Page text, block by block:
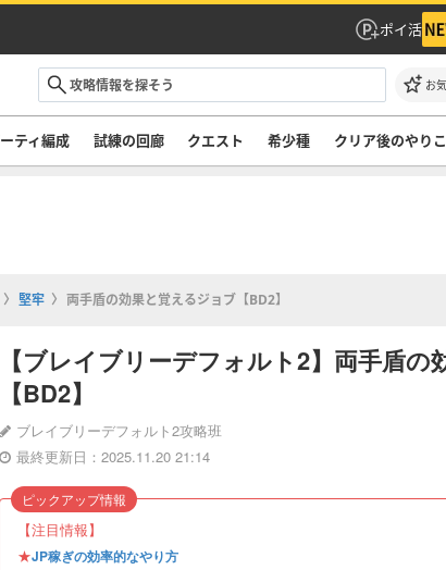
ポイ活
お
ティ編成 試練の回廊 クエスト 希少種 クリア後のやり
堅牢 両手盾の効果と覚えるジョブ【BD2】
【ブレイブリーデフォルト2】両手盾
【BD2】
ブレイブリーデフォルト2攻略班
最終更新日：2025.11.20 21:14
【注目情報】
★JP稼ぎの効率的なやり方
ピックアップ情報